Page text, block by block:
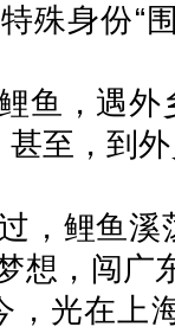
殊身份“
鱼，遇
甚至，到
，鲤鱼
想，闯广
，光在上